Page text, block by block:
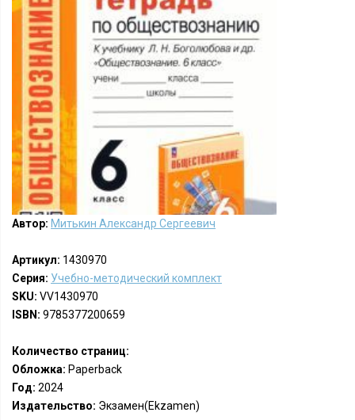
Автор: Митькин Александр Сергеевич
Артикул: 1430970
Серия: Учебно-методический комплект
SKU: VV1430970
ISBN: 9785377200659
Количество страниц:
Обложка: Paperback
Год: 2024
Издательство: Экзамен(Ekzamen)